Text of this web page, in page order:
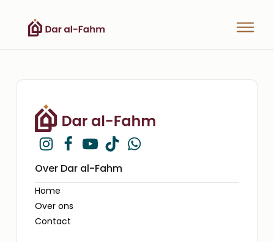
Over Dar al-Fahm
Home
Over ons
Contact